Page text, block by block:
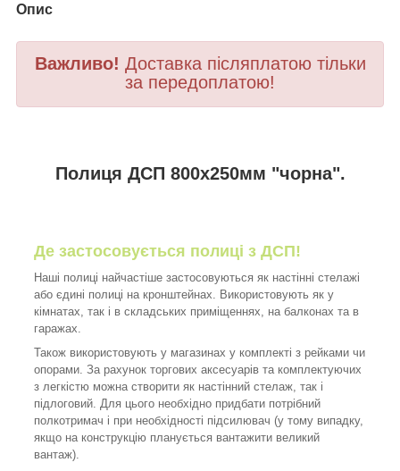
Опис
Важливо! Доставка післяплатою тільки
за передоплатою!
Полиця ДСП 800х250мм "чорна".
Де застосовується полиці з ДСП!
Наші полиці найчастіше застосовуються як настінні стелажі
або єдині полиці на кронштейнах. Використовують як у
кімнатах, так і в складських приміщеннях, на балконах та в
гаражах.
Також використовують у магазинах у комплекті з рейками чи
опорами. За рахунок торгових аксесуарів та комплектуючих
з легкістю можна створити як настінний стелаж, так і
підлоговий. Для цього необхідно придбати потрібний
полкотримач і при необхідності підсилювач (у тому випадку,
якщо на конструкцію планується вантажити великий
вантаж).